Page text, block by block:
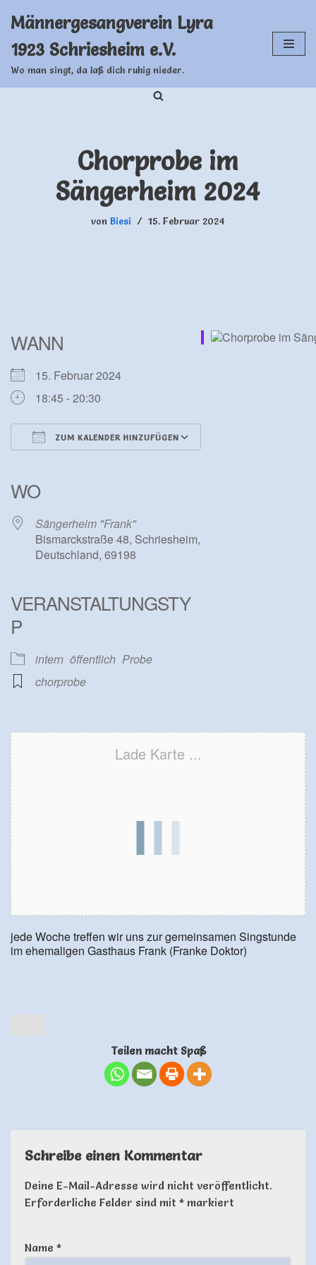
Inhalt
springen
Männergesangverein Lyra
1923 Schriesheim e.V.
Wo man singt, da laß dich ruhig nieder.
Chorprobe im
Sängerheim 2024
von Biesi 15. Februar 2024
WANN
15. Februar 2024
18:45 - 20:30
ZUM KALENDER HINZUFÜGEN
WO
Sängerheim "Frank"
Bismarckstraße 48, Schriesheim,
Deutschland, 69198
VERANSTALTUNGSTY
P
intern öffentlich Probe
chorprobe
Lade Karte ...
jede Woche treffen wir uns zur gemeinsamen Singstunde
im ehemaligen Gasthaus Frank (Franke Doktor)
Teilen macht Spaß
Schreibe einen Kommentar
Deine E-Mail-Adresse wird nicht veröffentlicht.
Erforderliche Felder sind mit * markiert
Name *